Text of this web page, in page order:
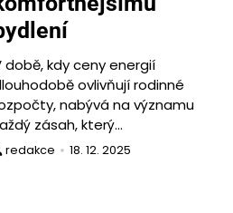
době, kdy ceny energií
ovlivňují rodinné
nabývá na významu
zásah, který…
redakce 18. 12. 2025